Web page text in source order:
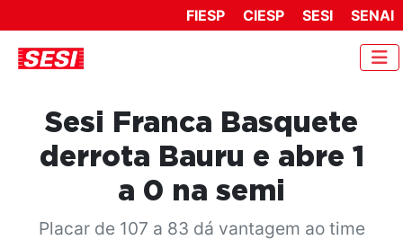
FIESP CIESP SESI SENAI
Sesi Franca Basquete
derrota Bauru e abre 1
a 0 na semi
Placar de 107 a 83 dá vantagem ao time